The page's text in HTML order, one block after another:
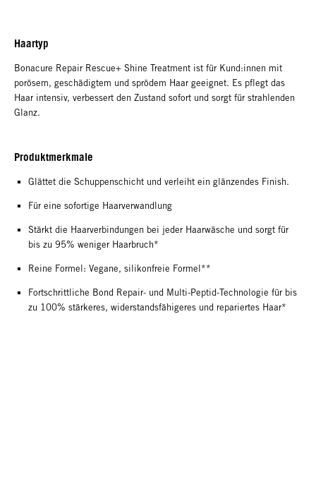
Haartyp
Bonacure Repair Rescue+ Shine Treatment ist für Kund:innen mit
porösem, geschädigtem und sprödem Haar geeignet. Es pflegt das
Haar intensiv, verbessert den Zustand sofort und sorgt für strahlenden
Glanz.
Produktmerkmale
Glättet die Schuppenschicht und verleiht ein glänzendes Finish.
Für eine sofortige Haarverwandlung
Stärkt die Haarverbindungen bei jeder Haarwäsche und sorgt für
bis zu 95% weniger Haarbruch*
Reine Formel: Vegane, silikonfreie Formel**
Fortschrittliche Bond Repair- und Multi-Peptid-Technologie für bis
zu 100% stärkeres, widerstandsfähigeres und repariertes Haar*